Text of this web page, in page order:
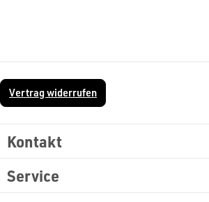
Vertrag widerrufen
Kontakt
Service